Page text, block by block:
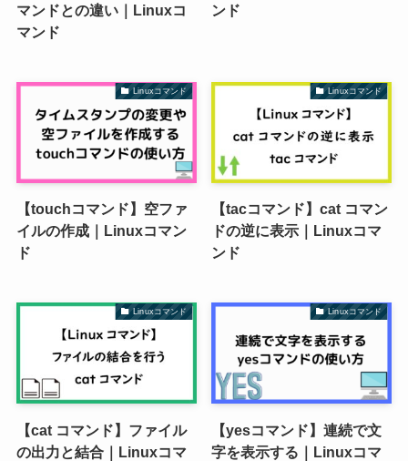
マンドとの違い｜Linuxコ
マンド
ンド
Linuxコマンド
【touchコマンド】空ファ
イルの作成｜Linuxコマン
ド
Linuxコマンド
【tacコマンド】cat コマン
ドの逆に表示｜Linuxコマ
ンド
Linuxコマンド
【cat コマンド】ファイル
の出力と結合｜Linuxコマ
Linuxコマンド
【yesコマンド】連続で文
字を表示する｜Linuxコマ